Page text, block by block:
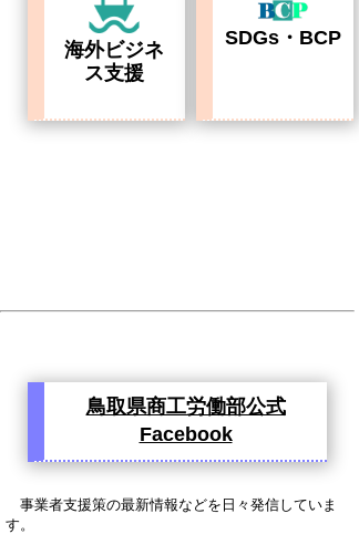
海外ビジネ
ス支援
SDGs・BCP
鳥取県商工労働部公式
Facebook
事業者支援策の最新情報などを日々発信していま
す。